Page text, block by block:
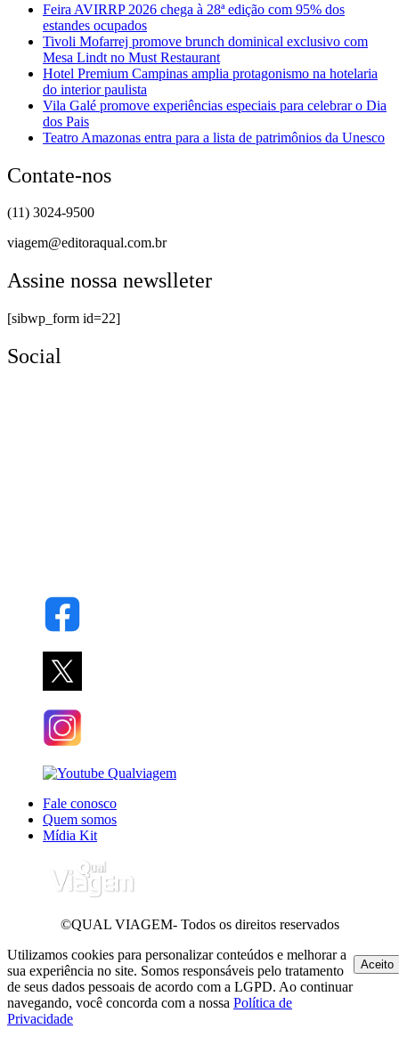
Feira AVIRRP 2026 chega à 28ª edição com 95% dos
estandes ocupados
Tivoli Mofarrej promove brunch dominical exclusivo com
Mesa Lindt no Must Restaurant
Hotel Premium Campinas amplia protagonismo na hotelaria
do interior paulista
Vila Galé promove experiências especiais para celebrar o Dia
dos Pais
Teatro Amazonas entra para a lista de patrimônios da Unesco
Contate-nos
(11) 3024-9500
viagem@editoraqual.com.br
Assine nossa newslleter
[sibwp_form id=22]
Social
Fale conosco
Quem somos
Mídia Kit
©QUAL VIAGEM- Todos os direitos reservados
Utilizamos cookies para personalizar conteúdos e melhorar a
sua experiência no site. Somos responsáveis pelo tratamento
de seus dados pessoais de acordo com a LGPD. Ao continuar
navegando, você concorda com a nossa Política de
Privacidade
Aceito